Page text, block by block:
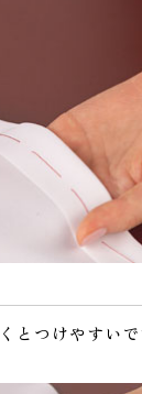
とつけやすいで